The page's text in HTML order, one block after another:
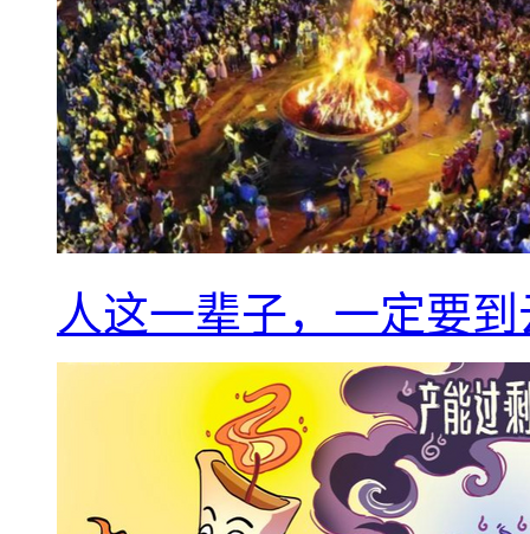
人这一辈子，一定要